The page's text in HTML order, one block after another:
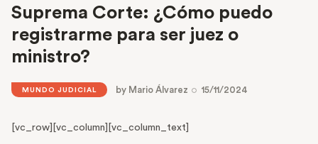
Suprema Corte: ¿Cómo puedo
registrarme para ser juez o
ministro?
MUNDO JUDICIAL by Mario Álvarez 15/11/2024
[vc_row][vc_column][vc_column_text]